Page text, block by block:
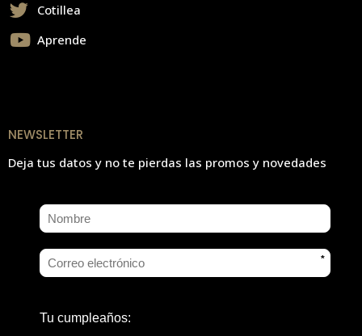
Cotillea
Aprende
NEWSLETTER
Deja tus datos y no te pierdas las promos y novedades
*
Tu cumpleaños: